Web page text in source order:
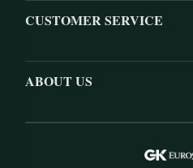
CUSTOMER SERVICE
ABOUT US